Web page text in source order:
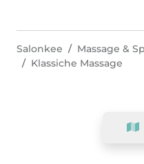
Salonkee Massage &
Klassiche Massage